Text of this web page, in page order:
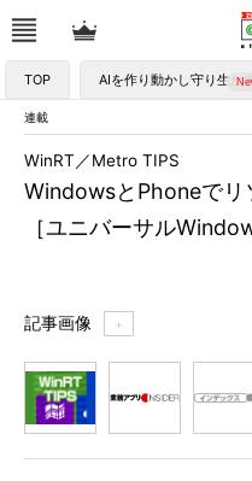
TOP AIを作り動かし守り生か
連載
WindowsとPhoneでリ
［ユニバーサル
WinRT／Metro TIPS
記事画像 ＋